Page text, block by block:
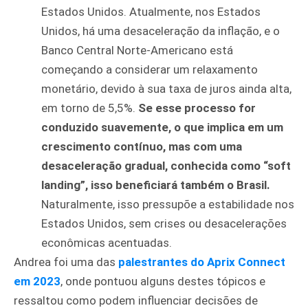
Estados Unidos. Atualmente, nos Estados
Unidos, há uma desaceleração da inflação, e o
Banco Central Norte-Americano está
começando a considerar um relaxamento
monetário, devido à sua taxa de juros ainda alta,
em torno de 5,5%. Se esse processo for
conduzido suavemente, o que implica em um
crescimento contínuo, mas com uma
desaceleração gradual, conhecida como “soft
landing”, isso beneficiará também o Brasil.
Naturalmente, isso pressupõe a estabilidade nos
Estados Unidos, sem crises ou desacelerações
econômicas acentuadas.
Andrea foi uma das palestrantes do Aprix Connect
em 2023, onde pontuou alguns destes tópicos e
ressaltou como podem influenciar decisões de